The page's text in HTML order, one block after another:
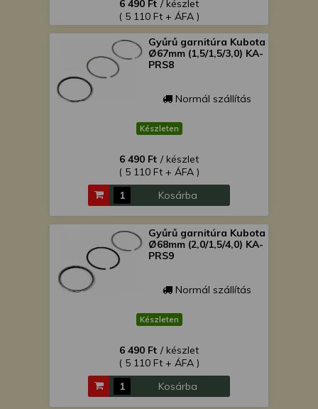
6 490 Ft / készlet
( 5 110 Ft + ÁFA )
Gyűrű garnitúra Kubota
Ø67mm (1,5/1,5/3,0) KA-
PRS8
Normál szállítás
Készleten
6 490 Ft / készlet
( 5 110 Ft + ÁFA )
Kosárba
Gyűrű garnitúra Kubota
Ø68mm (2,0/1,5/4,0) KA-
PRS9
Normál szállítás
Készleten
6 490 Ft / készlet
( 5 110 Ft + ÁFA )
Kosárba